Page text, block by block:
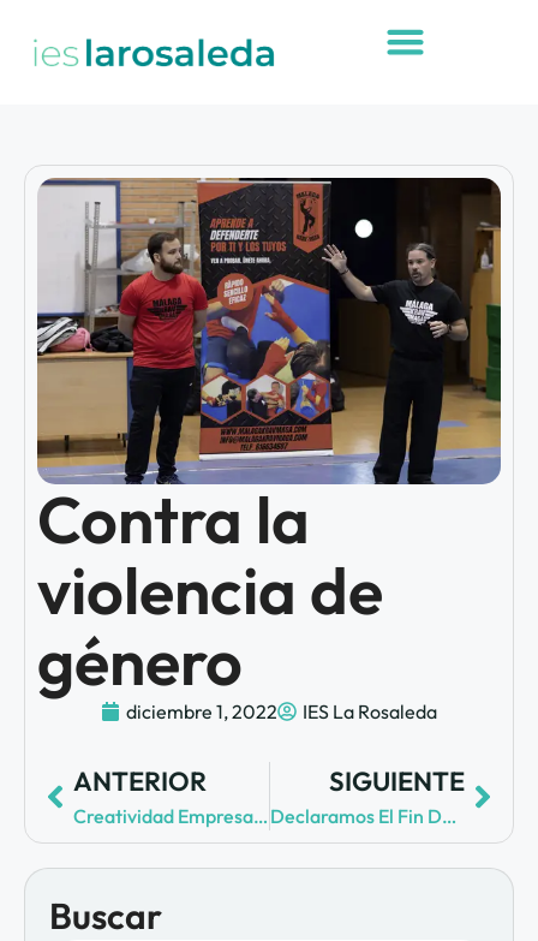
Contra la
violencia de
género
diciembre 1, 2022 IES La Rosaleda
ANTERIOR
Creatividad Empresarial
SIGUIENTE
Declaramos El Fin De La Pandemia
Buscar